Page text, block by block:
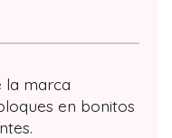
la marca
en bonitos